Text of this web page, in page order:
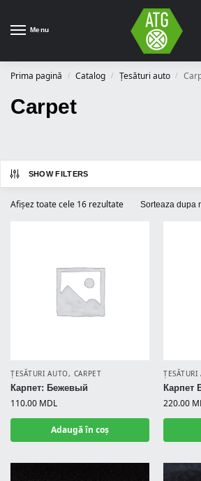
Menu
Prima pagină / Catalog / Țesături auto /
Carpet
SHOW FILTERS
Afișez toate cele 16 rezultate
ȚESĂTURI AUTO, CARPET
Карпет: Бежевый
110.00 MDL
Adaugă în coș
ȚESĂTURI
Карпет
220.00